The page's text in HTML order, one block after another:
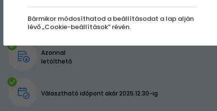
Azonnal
letölthető
Választható időpont akár 2025.12.30-ig
Bármikor módosíthatod a beállításodat a lap alján
lévő „Cookie-beállítások” révén.